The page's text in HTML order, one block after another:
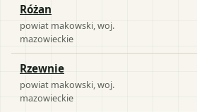
Różan
powiat makowski , woj.
mazowieckie
Rzewnie
powiat makowski , woj.
mazowieckie